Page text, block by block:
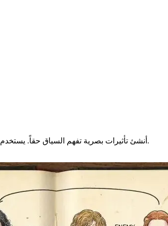
أنشئ تأثيرات بصرية تفهم السياق حقاً. يستخدم محرك الاستدلال المحسن لدينا المعرفة بالعالم الحقيقي لدقة فائقة.